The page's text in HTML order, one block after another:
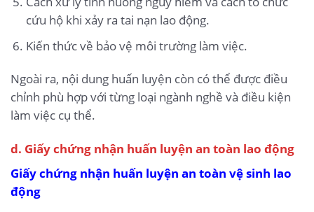
cứu hộ khi xảy ra tai nạn lao động.
Kiến thức về bảo vệ môi trường làm việc.
Ngoài ra, nội dung huấn luyện còn có thể được điều
chỉnh phù hợp với từng loại ngành nghề và điều kiện
làm việc cụ thể.
d. Giấy chứng nhận huấn luyện an toàn lao động
Giấy chứng nhận huấn luyện an toàn vệ sinh lao
động